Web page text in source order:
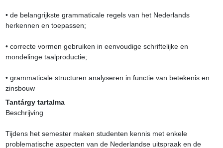
• de belangrijkste grammaticale regels van het Nederlands
herkennen en toepassen;
• correcte vormen gebruiken in eenvoudige schriftelijke en
mondelinge taalproductie;
• grammaticale structuren analyseren in functie van betekenis en
zinsbouw
Tantárgy tartalma
Beschrijving
Tijdens het semester maken studenten kennis met enkele
problematische aspecten van de Nederlandse uitspraak en de